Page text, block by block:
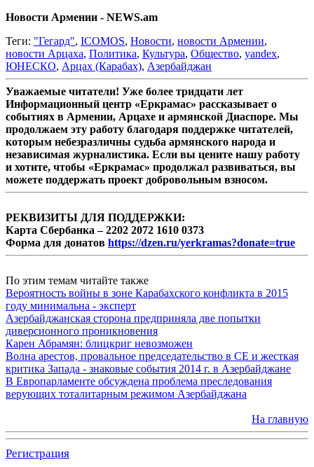
Новости Армении - NEWS.am
Теги: "Гегард", ICOMOS, Новости, новости Армении,
новости Арцаха, Политика, Культура, Общество, yandex,
ЮНЕСКО, Арцах (Карабах), Азербайджан
Уважаемые читатели! Уже более тридцати лет
Информационный центр «Еркрамас» рассказывает о
событиях в Армении, Арцахе и армянской Диаспоре. Мы
продолжаем эту работу благодаря поддержке читателей,
которым небезразличны судьба армянского народа и
независимая журналистика. Если вы цените нашу работу
и хотите, чтобы «Еркрамас» продолжал развиваться, вы
можете поддержать проект добровольным взносом.
РЕКВИЗИТЫ ДЛЯ ПОДДЕРЖКИ:
Карта Сбербанка – 2202 2072 1610 0373
Форма для донатов https://dzen.ru/yerkramas?donate=true
По этим темам читайте также
Вероятность войны в зоне Карабахского конфликта в 2015
году минимальна - эксперт
Азербайджанская сторона предприняла две попытки
диверсионного проникновения
Карен Абрамян: блицкриг невозможен
Волна арестов, провальное председательство в СЕ и жесткая
критика Запада - знаковые события 2014 г. в Азербайджане
В Европарламенте обсуждена проблема преследования
верующих тоталитарным режимом Азербайджана
На главную
Регистрация